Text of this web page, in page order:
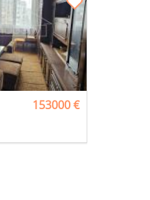
153000 €